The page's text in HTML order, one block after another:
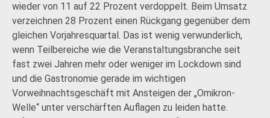
wieder von 11 auf 22 Prozent verdoppelt. Beim Umsatz
verzeichnen 28 Prozent einen Rückgang gegenüber dem
gleichen Vorjahresquartal. Das ist wenig verwunderlich,
wenn Teilbereiche wie die Veranstaltungsbranche seit
fast zwei Jahren mehr oder weniger im Lockdown sind
und die Gastronomie gerade im wichtigen
Vorweihnachtsgeschäft mit Ansteigen der „Omikron-
Welle“ unter verschärften Auflagen zu leiden hatte.